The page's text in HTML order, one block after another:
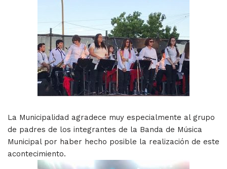
La Municipalidad agradece muy especialmente al grupo
de padres de los integrantes de la Banda de Música
Municipal por haber hecho posible la realización de este
acontecimiento.